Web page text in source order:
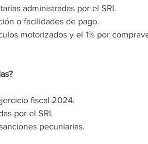
administradas por el SRI.
o facilidades de pago.
motorizados y el 1% por
?
fiscal 2024.
por el SRI.
pecuniarias.